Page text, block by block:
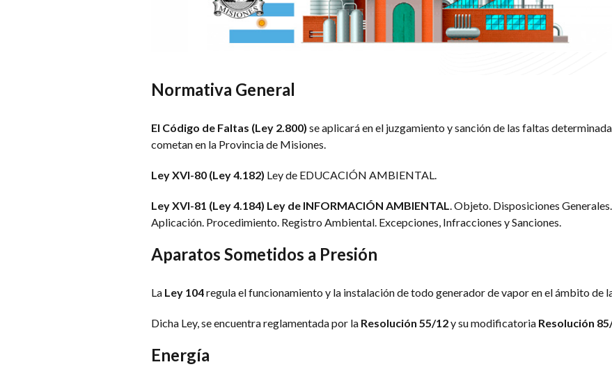
Normativa General
El Código de Faltas (Ley 2.800) se aplicará en el juzgamiento y sanción de las faltas
cometan en la Provincia de Misiones.
Ley XVI-80 (Ley 4.182) Ley de EDUCACIÓN AMBIENTAL.
Ley XVI-81 (Ley 4.184) Ley de INFORMACIÓN AMBIENTAL
. Objeto. Disposiciones
Aplicación. Procedimiento. Registro Ambiental. Excepciones, Infracciones y Sanciones.
Aparatos Sometidos a Presión
LaLey 104regula el funcionamiento y la instalación de todo generador de vapor en el ámbito de
Dicha Ley, se encuentra reglamentada por la Resolución 55/12y su modificatoriaResolución
Energía